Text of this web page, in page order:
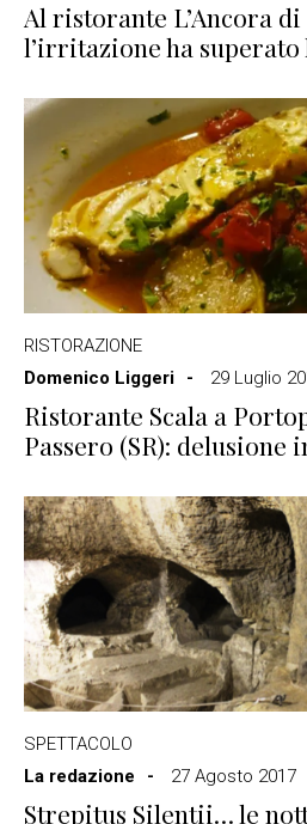
Al ristorante L’Ancora di
l’irritazione ha superato
RISTORAZIONE
Domenico Liggeri
29 Luglio
Ristorante Scala a
Passero (SR): delusione
SPETTACOLO
La redazione
27 Agosto 2017
Strepitus Silentii… le